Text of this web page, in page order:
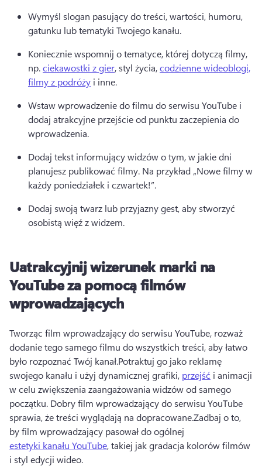
Wymyśl slogan pasujący do treści, wartości, humoru,
gatunku lub tematyki Twojego kanału.
Koniecznie wspomnij o tematyce, której dotyczą filmy,
np. ciekawostki z gier, styl życia, codzienne wideoblogi,
filmy z podróży i inne.
Wstaw wprowadzenie do filmu do serwisu YouTube i
dodaj atrakcyjne przejście od punktu zaczepienia do
wprowadzenia.
Dodaj tekst informujący widzów o tym, w jakie dni
planujesz publikować filmy. Na przykład „Nowe filmy w
każdy poniedziałek i czwartek!”.
Dodaj swoją twarz lub przyjazny gest, aby stworzyć
osobistą więź z widzem.
Uatrakcyjnij wizerunek marki na
YouTube za pomocą filmów
wprowadzających
Tworząc film wprowadzający do serwisu YouTube, rozważ
dodanie tego samego filmu do wszystkich treści, aby łatwo
było rozpoznać Twój kanał.Potraktuj go jako reklamę
swojego kanału i użyj dynamicznej grafiki, przejść i animacji
w celu zwiększenia zaangażowania widzów od samego
początku. Dobry film wprowadzający do serwisu YouTube
sprawia, że treści wyglądają na dopracowane.Zadbaj o to,
by film wprowadzający pasował do ogólnej
estetyki kanału YouTube, takiej jak gradacja kolorów filmów
i styl edycji wideo.